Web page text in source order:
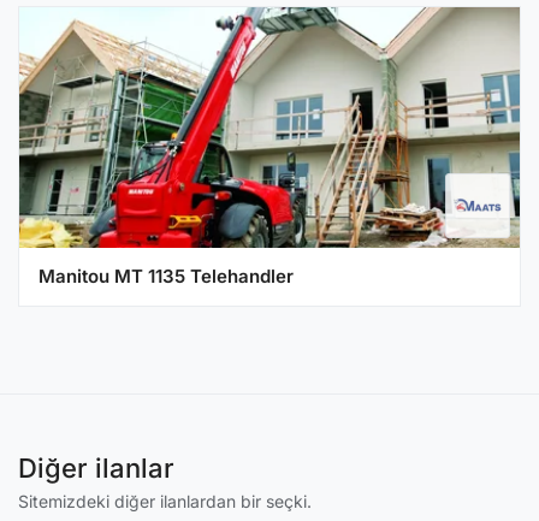
Manitou MT 1135 Telehandler
Diğer ilanlar
Sitemizdeki diğer ilanlardan bir seçki.